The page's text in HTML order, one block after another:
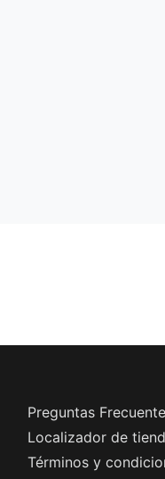
Preguntas
Localizador de
Términos y